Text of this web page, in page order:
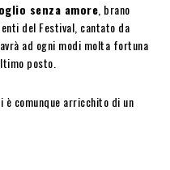
senza amore , brano
del Festival, cantato da
avrà ad ogni modi molta fortuna
posto.
comunque arricchito di un